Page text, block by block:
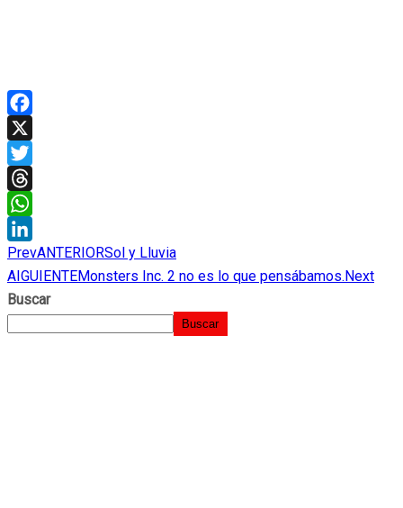
Facebook
X
Twitter
Threads
WhatsApp
LinkedIn
PrevANTERIORSol y Lluvia
AIGUIENTEMonsters Inc. 2 no es lo que pensábamos. Next
Buscar
Buscar